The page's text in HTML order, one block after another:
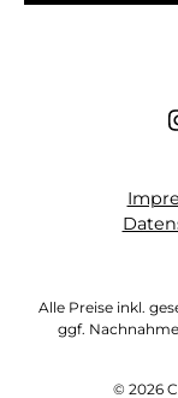
Alle Preise inkl.
ggf.
© 2026